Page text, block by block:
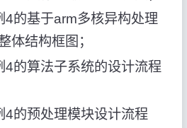
4的基于arm多核异构处理
体结构框图；
4的算法子系统的设计流程
4的预处理模块设计流程